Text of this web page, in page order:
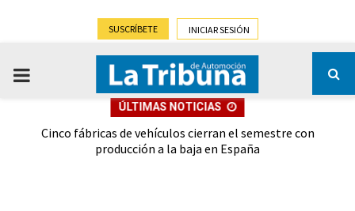
SUSCRÍBETE INICIAR SESIÓN
PRIMARY
ÚLTIMAS NOTICIAS
Cinco fábricas de vehículos cierran el semestre con
producción a la baja en España